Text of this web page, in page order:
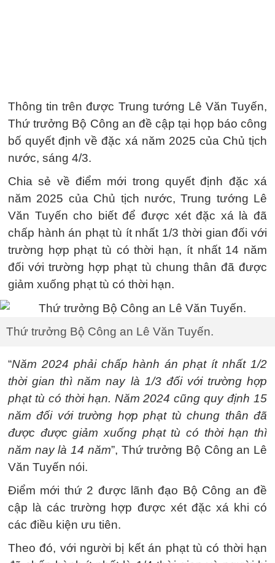
Thông tin trên được Trung tướng Lê Văn Tuyến,
Thứ trưởng Bộ Công an đề cập tại họp báo công
bố quyết định về đặc xá năm 2025 của Chủ tịch
nước, sáng 4/3.
Chia sẻ về điểm mới trong quyết định đặc xá
năm 2025 của Chủ tịch nước, Trung tướng Lê
Văn Tuyến cho biết để được xét đặc xá là đã
chấp hành án phạt tù ít nhất 1/3 thời gian đối với
trường hợp phạt tù có thời hạn, ít nhất 14 năm
đối với trường hợp phạt tù chung thân đã được
giảm xuống phạt tù có thời hạn.
Thứ trưởng Bộ Công an Lê Văn Tuyến.
“Năm 2024 phải chấp hành án phạt ít nhất 1/2
thời gian thì năm nay là 1/3 đối với trường hợp
phạt tù có thời hạn. Năm 2024 cũng quy định 15
năm đối với trường hợp phạt tù chung thân đã
được được giảm xuống phạt tù có thời hạn thì
năm nay là 14 năm”, Thứ trưởng Bộ Công an Lê
Văn Tuyến nói.
Điểm mới thứ 2 được lãnh đạo Bộ Công an đề
cập là các trường hợp được xét đặc xá khi có
các điều kiện ưu tiên.
Theo đó, với người bị kết án phạt tù có thời hạn